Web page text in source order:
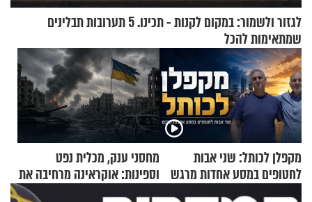
לגזור ולשמור: במקום לקנות - תכינו. 5 תערובות תבלינים
שמתאימות להכל
מקפלן לכותל: שני אבות
לחטופים במסע אחדות מרגש
מחסני ענק, מכלית נפט
וספינות: אוקראינה מרחיבה את
התקיפות בעומק רוסיה